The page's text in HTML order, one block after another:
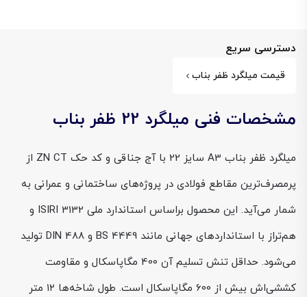
دسترسی سریع
قیمت میلگرد ظفر بناب
مشخصات فنی میلگرد 22 ظفر بناب
میلگرد ظفر بناب A3 سایز 22 با آج جناقی و کد حک ZN CT از
پرمصرف‌ترین مقاطع فولادی در پروژه‌های ساختمانی و عمرانی به
شمار می‌آید. این محصول براساس استاندارد ملی ISIRI 3132 و
هم‌تراز با استانداردهای جهانی مانند BS 4449 و DIN 488 تولید
می‌شود. حداقل تنش تسلیم آن 400 مگاپاسکال و مقاومت
کششی‌اش بیش از 600 مگاپاسکال است. طول شاخه‌ها ۱۲ متر